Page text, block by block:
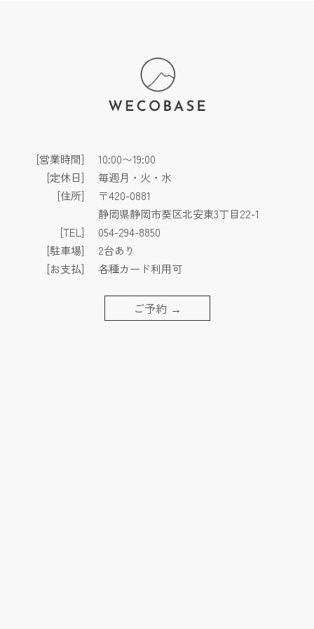
[営業時間]
10:00〜19:00
[定休日]
毎週月・火・水
[住所]
〒420-0881
静岡県静岡市葵区北安東3丁目22-1
[TEL]
054-294-8850
[駐車場]
2台あり
[お支払]
各種カード利用可
ご予約 →